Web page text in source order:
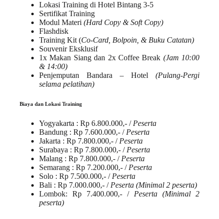
Lokasi Training di Hotel Bintang 3-5
Sertifikat Training
Modul Materi (Hard Copy & Soft Copy)
Flashdisk
Training Kit (Co-Card, Bolpoin, & Buku Catatan)
Souvenir Eksklusif
1x Makan Siang dan 2x Coffee Break (Jam 10:00
& 14:00)
Penjemputan Bandara – Hotel (Pulang-Pergi
selama pelatihan)
Biaya dan Lokasi Training
Yogyakarta : Rp 6.800.000,- / Peserta
Bandung : Rp 7.600.000,- / Peserta
Jakarta : Rp 7.800.000,- / Peserta
Surabaya : Rp 7.800.000,- / Peserta
Malang : Rp 7.800.000,- / Peserta
Semarang : Rp 7.200.000,- / Peserta
Solo : Rp 7.500.000,- / Peserta
Bali : Rp 7.000.000,- / Peserta (Minimal 2 peserta)
Lombok: Rp 7.400.000,- / Peserta (Minimal 2
peserta)